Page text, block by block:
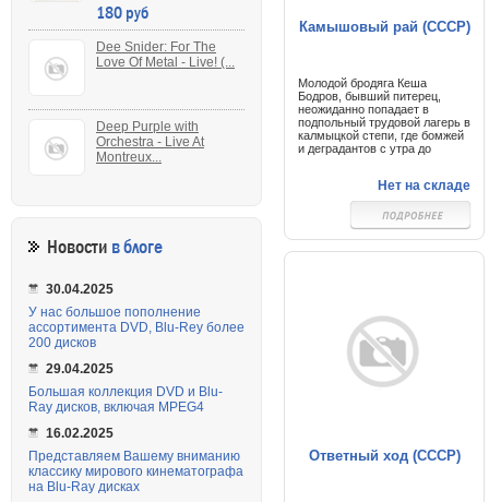
Камышовый рай (СССР)
Молодой бродяга Кеша
Бодров, бывший питерец,
неожиданно попадает в
подпольный трудовой лагерь в
калмыцкой степи, где бомжей
и деградантов с утра до
оказывает старый знакомый
Кеши Сыра-Пыра, который
предлагает старому корешку
стать одним из охранников, но
Бобёр вместо этого пытается
бежать. Его отправляют к
система наказаний в виде
лишения той или другой
порции воды. Бомжа
Профессора, укравшего пачку
сигарет, заставляют её
съесть. Однажды работяга
его чётки видят у одного из
охранников.
Нет на складе
Ответный ход (СССР)
180 руб
Dee Snider: For The
Love Of Metal - Live! (...
Deep Purple with
Orchestra - Live At
Montreux...
Новости в блоге
30.04.2025
У нас большое пополнение
ассортимента DVD, Blu-Rey более
200 дисков
29.04.2025
Большая коллекция DVD и Blu-
Ray дисков, включая MPEG4
16.02.2025
Представляем Вашему вниманию
классику мирового кинематографа
на Blu-Ray дисках